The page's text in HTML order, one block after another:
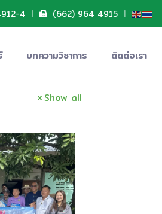
4 | (662) 964 4915 |
บทความวิชาการ ติดต่อเรา
Show all